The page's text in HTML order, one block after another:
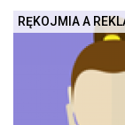
RĘKOJMIA A